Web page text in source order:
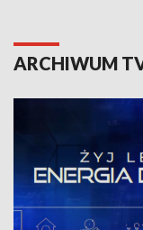
ARCHIWUM